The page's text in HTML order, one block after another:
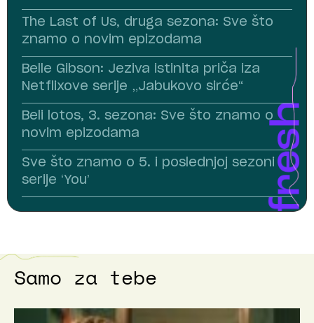
The Last of Us, druga sezona: Sve što
znamo o novim epizodama
Belle Gibson: Jeziva istinita priča iza
Netflixove serije „Jabukovo sirće“
Beli lotos, 3. sezona: Sve što znamo o
novim epizodama
Sve što znamo o 5. i poslednjoj sezoni
serije ‘You’
Samo za tebe